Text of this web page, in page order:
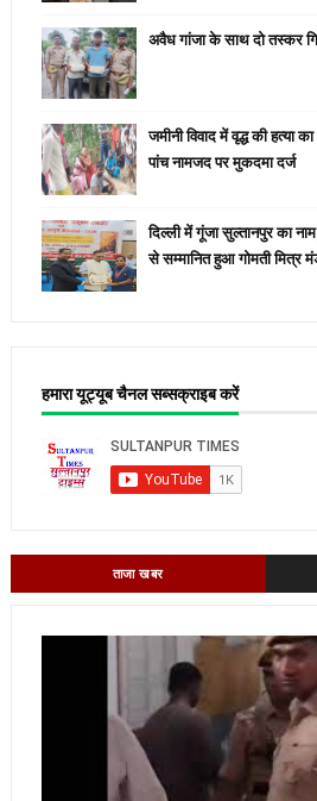
अवैध गांजा के साथ दो तस्कर
जमीनी विवाद में वृद्ध की हत्या
पांच नामजद पर मुकदमा दर्ज
दिल्ली में गूंजा सुल्तानपुर का
से सम्मानित हुआ गोमती मित्र
हमारा यूट्यूब चैनल सब्सक्राइब करें
ताजा खबर